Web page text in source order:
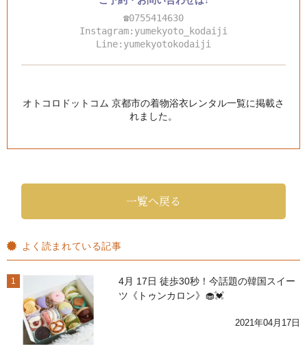
☎0755414630
Instagram:yumekyoto_kodaiji
Line:yumekyotokodaiji
オトコロドットコム 京都市の着物浴衣レンタル一覧に掲載さ
れました。
一覧へ戻る
よく読まれている記事
1
4月 17日 徒歩30秒！今話題の韓国スイー
ツ《トゥンカロン》🧁💓
2021年04月17日